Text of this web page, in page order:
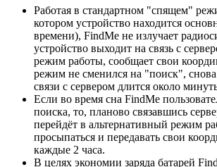
Работая в стандартном "спящем"
котором устройство находится
времени), FindMe не излучает
устройство выходит на связь с
режим работы, сообщает свои
режим не сменился на "поиск", снова
связи с сервером длится около
Если во время сна FindMe
поиска, то, планово связавшись
перейдёт в альтернативный режим
просыпаться и передавать свои
каждые 2 часа.
В целях экономии заряда батарей